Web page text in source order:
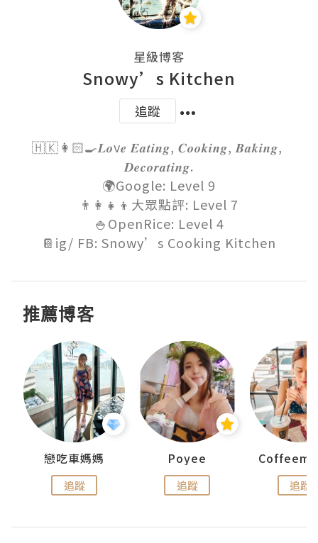
星級博客
Snowy’s Kitchen
追蹤
🇭🇰👩🏻‍🍳𝑳𝒐v𝒆 𝑬𝒂𝒕𝒊𝒏𝒈, 𝑪𝒐𝒐𝒌𝒊𝒏𝒈, 𝑩𝒂𝒌𝒊𝒏𝒈,
𝑫𝒆𝒄𝒐𝒓𝒂𝒕𝒊𝒏𝒈.
🌍Google: Level 9
👨‍👩‍👧‍👦大眾點評: Level 7
🍚OpenRice: Level 4
📔ig/ FB: Snowy’s Cooking Kitchen
推薦博客
戀吃車媽媽
追蹤
Poyee
追蹤 追蹤